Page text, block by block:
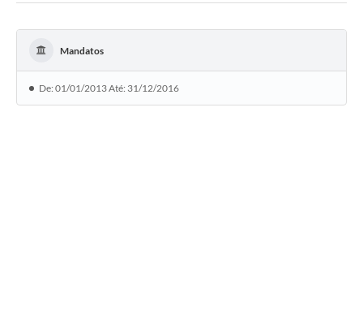
Mandatos
De: 01/01/2013 Até: 31/12/2016